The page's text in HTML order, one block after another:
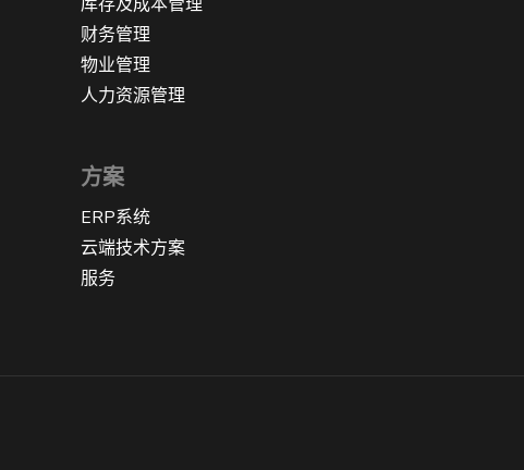
财务管理
物业管理
人力资源管理
方案
ERP系统
云端技术方案
服务